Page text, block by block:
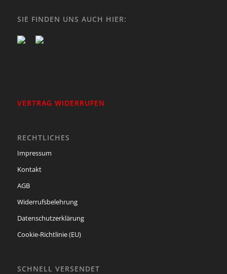
SIE FINDEN UNS AUCH HIER:
VERTRAG WIDERRUFEN
RECHTLICHES
Impressum
Kontakt
AGB
Widerrufsbelehrung
Datenschutzerklärung
Cookie-Richtlinie (EU)
SCHNELL VERSENDET